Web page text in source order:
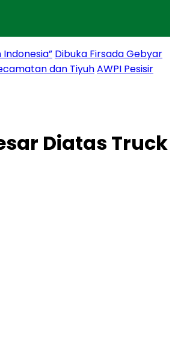
Dibuka Firsada Gebyar
dan TiyuhAWPI Pesisir
Diatas Truck